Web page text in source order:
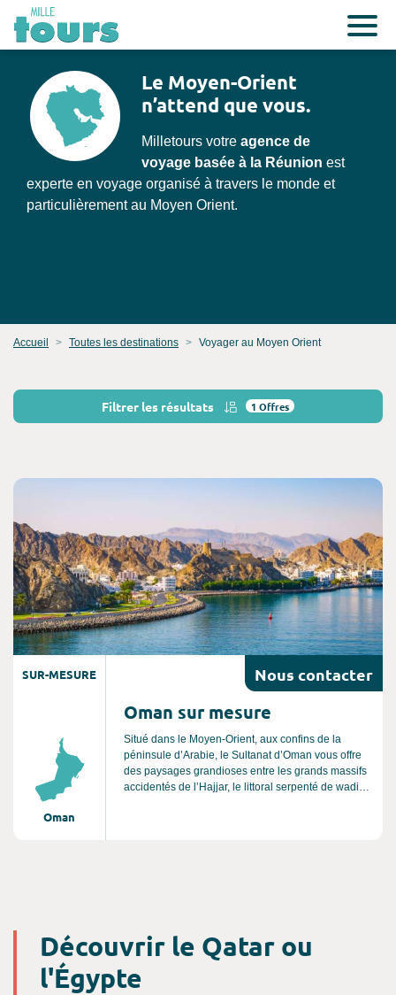
Le Moyen-Orient
n’attend que vous.
Milletours votre agence de
voyage basée à la Réunion est
experte en voyage organisé à travers le monde et
particulièrement au Moyen Orient.
Accueil Toutes les destinations Voyager au Moyen Orient
Filtrer les résultats 1 Offres
SUR-MESURE
Oman
Nous contacter
Oman sur mesure
Situé dans le Moyen-Orient, aux confins de la
péninsule d’Arabie, le Sultanat d’Oman vous offre
des paysages grandioses entre les grands massifs
accidentés de l’Hajjar, le littoral serpenté de wadis,
Consultez l'offre de voyage
Découvrir le Qatar ou
l'Égypte